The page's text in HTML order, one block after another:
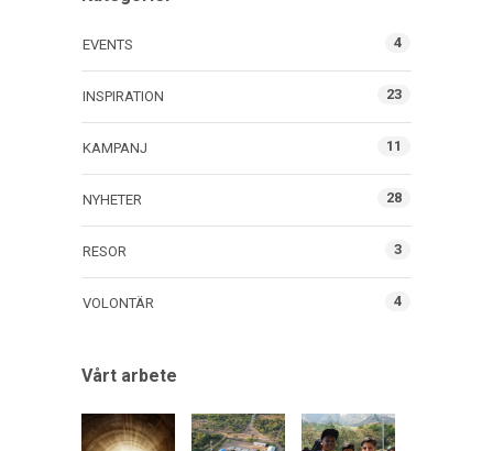
EVENTS 4
INSPIRATION 23
KAMPANJ 11
NYHETER 28
RESOR 3
VOLONTÄR 4
Vårt arbete